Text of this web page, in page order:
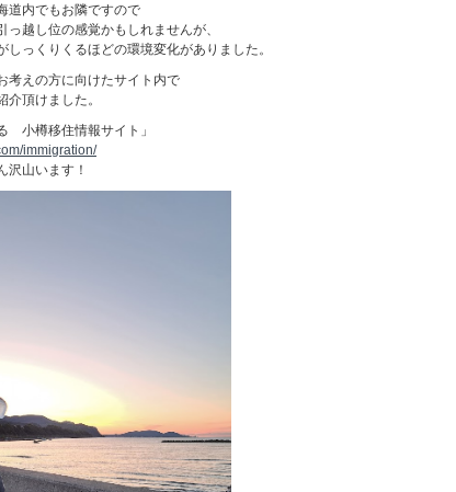
道内でもお隣ですので
っ越し位の感覚かもしれませんが、
しっくりくるほどの環境変化がありました。
考えの方に向けたサイト内で
介頂けました。
小樽移住情報サイト」
immigration/
沢山います！